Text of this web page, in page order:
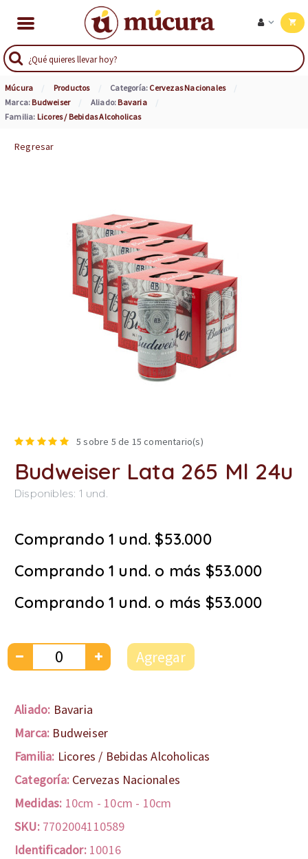
Múcura Productos Categoría: Cervezas Nacionales
Marca: Budweiser Aliado: Bavaria
Familia: Licores / Bebidas Alcoholicas
Regresar
5 sobre 5 de 15 comentario(s)
Budweiser Lata 265 Ml 24u
Disponibles: 1 und.
Comprando 1 und. $53.000
Comprando 1 und. o más $53.000
Comprando 1 und. o más $53.000
Agregar
Aliado: Bavaria
Marca: Budweiser
Familia: Licores / Bebidas Alcoholicas
Categoría: Cervezas Nacionales
Medidas: 10cm - 10cm - 10cm
SKU: 7702004110589
Identificador: 10016